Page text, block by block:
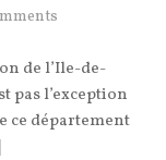
de l’Ile-de-
pas l’exception
ce département